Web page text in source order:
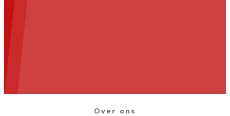
Over ons